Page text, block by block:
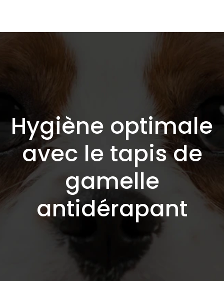
Hygiène optimale
avec le tapis de
gamelle
antidérapant